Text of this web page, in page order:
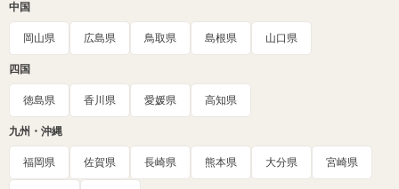
中国
岡山県 広島県 鳥取県 島根県 山口県
四国
徳島県 香川県 愛媛県 高知県
九州・沖縄
福岡県 佐賀県 長崎県 熊本県 大分県 宮崎県